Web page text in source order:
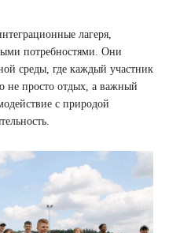
лагеря,
потребностями. Они
среды, где каждый участник
не просто отдых, а важный
с природой